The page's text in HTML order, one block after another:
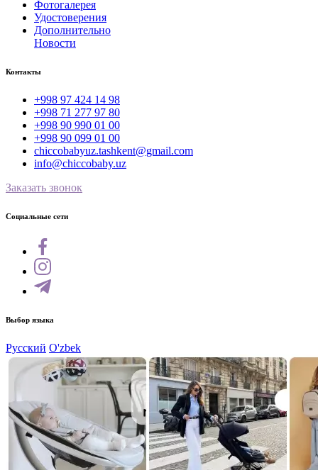
Фотогалерея
Удостоверения
Дополнительно
Новости
Контакты
+998 97 424 14 98
+998 71 277 97 80
+998 90 990 01 00
+998 90 099 01 00
chiccobabyuz.tashkent@gmail.com
info@chiccobaby.uz
Заказать звонок
Социальные сети
Выбор языка
Русский O'zbek